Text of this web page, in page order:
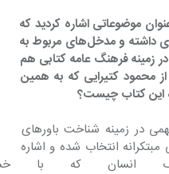
عنوان موضوعاتی اشاره کردید که
در باورهای مردم جایگاه مهم و ویژه‌ای داشته و مدخل‌های مربوط به
است. اتفاقا در زمینه فرهنگ عامه کتابی هم
کتیرایی که به همین
این کتاب چیست؟
در زمینه شناخت باورهای
انتخاب شده و اشاره
انسان که با